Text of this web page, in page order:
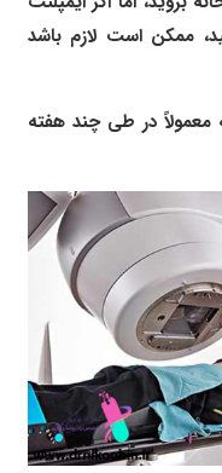
ممکن است لازم باشد
معمولاً در طی چند هفته